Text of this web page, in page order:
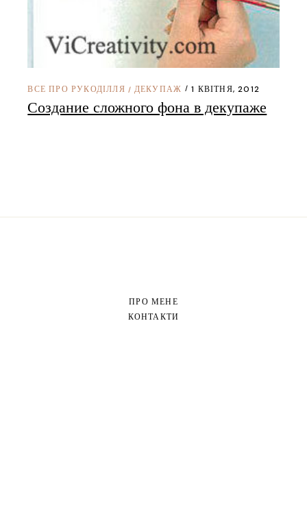
ВСЕ ПРО РУКОДІЛЛЯ / ДЕКУПАЖ 1 КВІТНЯ, 2012
Создание сложного фона в декупаже
ПРО МЕНЕ
КОНТАКТИ